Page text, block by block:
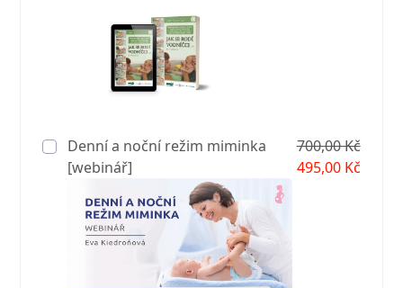
Denní a noční režim miminka
[webinář]
700,00 Kč
495,00 Kč